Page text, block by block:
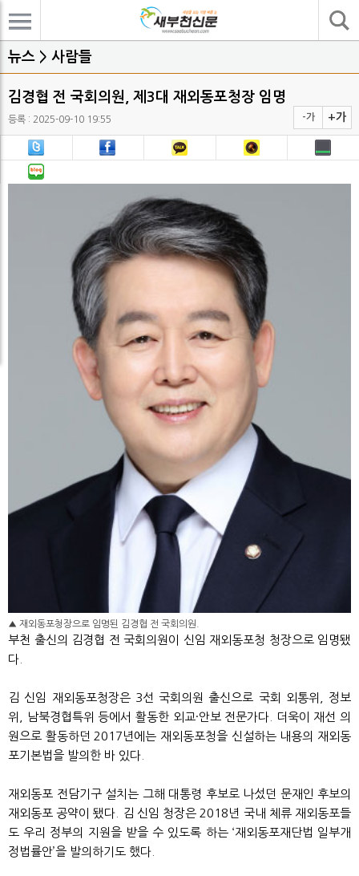
뉴스 > 사람들
김경협 전 국회의원, 제3대 재외동포청장 임명
등록 : 2025-09-10 19:55 -가 +가
▲ 재외동포청장으로 임명된 김경협 전 국회의원.
부천 출신의 김경협 전 국회의원이 신임 재외동포청 청장으로 임명됐
다.
김 신임 재외동포청장은 3선 국회의원 출신으로 국회 외통위, 정보
위, 남북경협특위 등에서 활동한 외교·안보 전문가다. 더욱이 재선 의
원으로 활동하던 2017년에는 재외동포청을 신설하는 내용의 재외동
포기본법을 발의한 바 있다.
재외동포 전담기구 설치는 그해 대통령 후보로 나섰던 문재인 후보의
재외동포 공약이 됐다. 김 신임 청장은 2018년 국내 체류 재외동포들
도 우리 정부의 지원을 받을 수 있도록 하는 ‘재외동포재단법 일부개
정법률안’을 발의하기도 했다.